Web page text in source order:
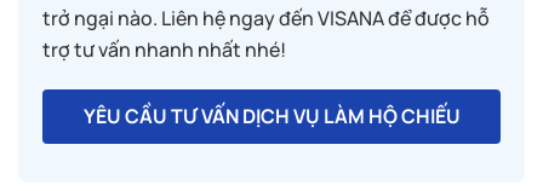
trở ngại nào. Liên hệ ngay đến VISANA để được hỗ
trợ tư vấn nhanh nhất nhé!
YÊU CẦU TƯ VẤN DỊCH VỤ LÀM HỘ CHIẾU